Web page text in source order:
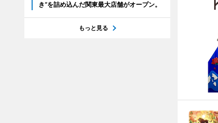
き”を詰め込んだ関東最大店舗がオープン。
もっと見る